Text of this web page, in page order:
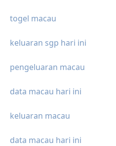
togel macau
keluaran sgp hari ini
pengeluaran macau
data macau hari ini
keluaran macau
data macau hari ini